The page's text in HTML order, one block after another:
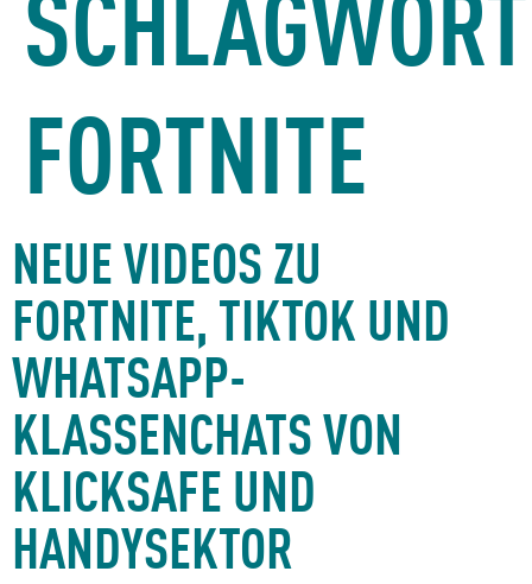
FORTNITE
NEUE VIDEOS ZU
FORTNITE, TIKTOK UND
WHATSAPP-
KLASSENCHATS VON
KLICKSAFE UND
HANDYSEKTOR